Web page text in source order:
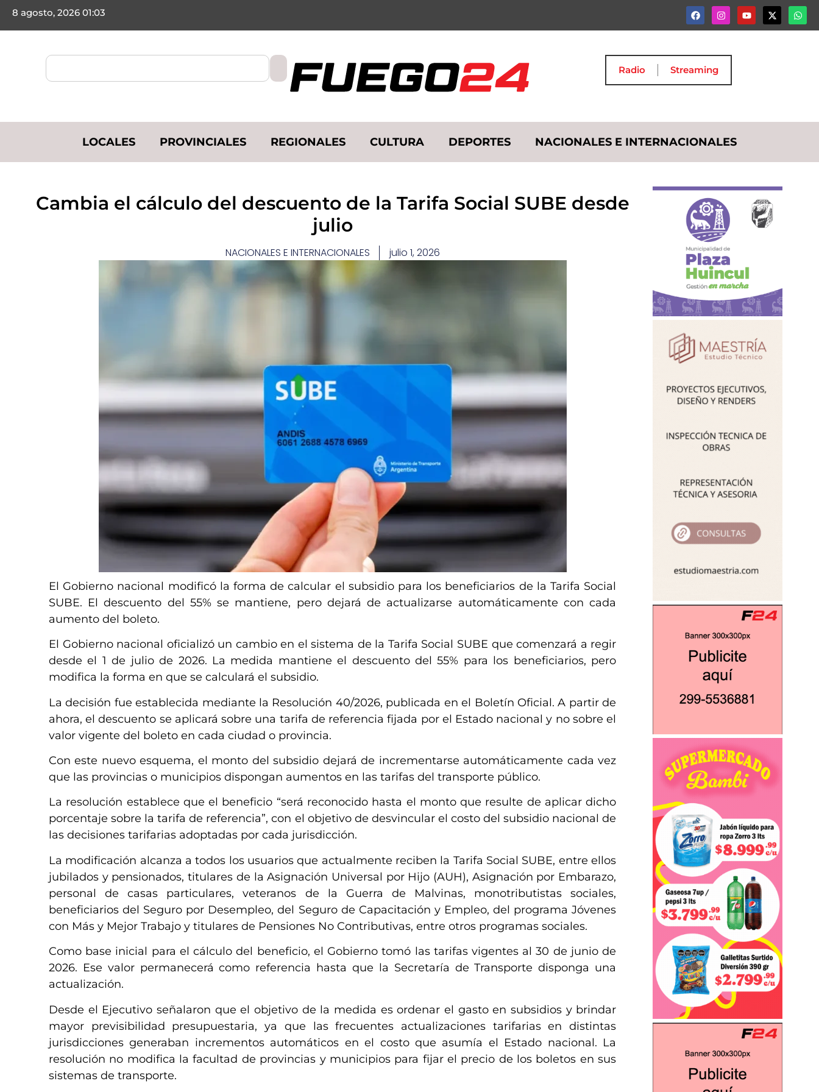
8 agosto, 2026 01:03
Radio Streaming
LOCALES PROVINCIALES REGIONALES CULTURA DEPORTES NACIONALES E INTERNACIONALES
Cambia el cálculo del descuento de la Tarifa Social SUBE desde
julio
NACIONALES E INTERNACIONALES julio 1, 2026
El Gobierno nacional modificó la forma de calcular el subsidio para los beneficiarios de la Tarifa Social
SUBE. El descuento del 55% se mantiene, pero dejará de actualizarse automáticamente con cada
aumento del boleto.
El Gobierno nacional oficializó un cambio en el sistema de la Tarifa Social SUBE que comenzará a regir
desde el 1 de julio de 2026. La medida mantiene el descuento del 55% para los beneficiarios, pero
modifica la forma en que se calculará el subsidio.
La decisión fue establecida mediante la Resolución 40/2026, publicada en el Boletín Oficial. A partir de
ahora, el descuento se aplicará sobre una tarifa de referencia fijada por el Estado nacional y no sobre el
valor vigente del boleto en cada ciudad o provincia.
Con este nuevo esquema, el monto del subsidio dejará de incrementarse automáticamente cada vez
que las provincias o municipios dispongan aumentos en las tarifas del transporte público.
La resolución establece que el beneficio “será reconocido hasta el monto que resulte de aplicar dicho
porcentaje sobre la tarifa de referencia”, con el objetivo de desvincular el costo del subsidio nacional de
las decisiones tarifarias adoptadas por cada jurisdicción.
La modificación alcanza a todos los usuarios que actualmente reciben la Tarifa Social SUBE, entre ellos
jubilados y pensionados, titulares de la Asignación Universal por Hijo (AUH), Asignación por Embarazo,
personal de casas particulares, veteranos de la Guerra de Malvinas, monotributistas sociales,
beneficiarios del Seguro por Desempleo, del Seguro de Capacitación y Empleo, del programa Jóvenes
con Más y Mejor Trabajo y titulares de Pensiones No Contributivas, entre otros programas sociales.
Como base inicial para el cálculo del beneficio, el Gobierno tomó las tarifas vigentes al 30 de junio de
2026. Ese valor permanecerá como referencia hasta que la Secretaría de Transporte disponga una
actualización.
Desde el Ejecutivo señalaron que el objetivo de la medida es ordenar el gasto en subsidios y brindar
mayor previsibilidad presupuestaria, ya que las frecuentes actualizaciones tarifarias en distintas
jurisdicciones generaban incrementos automáticos en el costo que asumía el Estado nacional. La
resolución no modifica la facultad de provincias y municipios para fijar el precio de los boletos en sus
sistemas de transporte.